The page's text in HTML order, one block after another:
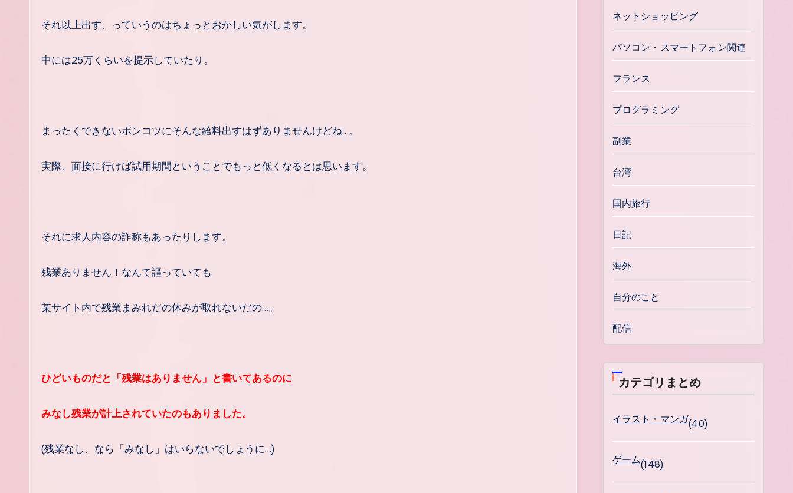
それ以上出す、っていうのはちょっとおかしい気がします。
中には25万くらいを提示していたり。
まったくできないポンコツにそんな給料出すはずありませんけどね…。
実際、面接に行けば試用期間ということでもっと低くなるとは思います。
それに求人内容の詐称もあったりします。
残業ありません！なんて謳っていても
某サイト内で残業まみれだの休みが取れないだの…。
ひどいものだと「残業はありません」と書いてあるのに
みなし残業が計上されていたのもありました。
(残業なし、なら「みなし」はいらないでしょうに…)
ネットショッピング
パソコン・スマートフォン関連
フランス
プログラミング
副業
台湾
国内旅行
日記
海外
自分のこと
配信
カテゴリまとめ
イラスト・マンガ(40)
ゲーム(148)